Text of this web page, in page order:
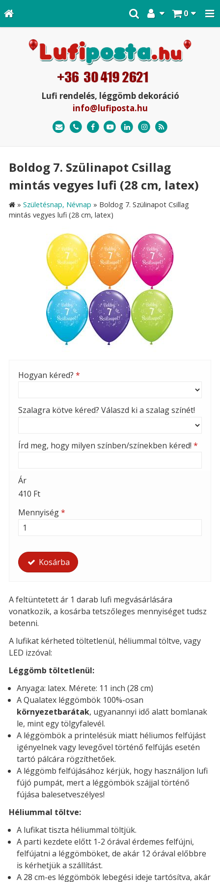
0
Lufi rendelés, léggömb dekoráció
info@lufiposta.hu
Boldog 7. Szülinapot Csillag
mintás vegyes lufi (28 cm, latex)
» Születésnap, Névnap » Boldog 7. Szülinapot Csillag
mintás vegyes lufi (28 cm, latex)
Hogyan kéred? *
Szalagra kötve kéred? Válaszd ki a szalag színét!
Írd meg, hogy milyen színben/színekben kéred! *
Ár
410 Ft
Mennyiség*
Kosárba
A feltüntetett ár 1 darab lufi megvásárlására
vonatkozik, a kosárba tetszőleges mennyiséget tudsz
betenni.
A lufikat kérheted töltetlenül, héliummal töltve, vagy
LED izzóval:
Léggömb töltetlenül:
Anyaga: latex. Mérete: 11 inch (28 cm)
A Qualatex léggömbök 100%-osan
környezetbarátak, ugyanannyi idő alatt bomlanak
le, mint egy tölgyfalevél.
A léggömbök a printelésük miatt héliumos felfújást
igényelnek vagy levegővel történő felfújás esetén
tartó pálcára rögzíthetőek.
A léggömb felfújásához kérjük, hogy használjon lufi
fújó pumpát, mert a léggömbök szájjal történő
fújása balesetveszélyes!
Héliummal töltve:
A lufikat tiszta héliummal töltjük.
A parti kezdete előtt 1-2 órával érdemes felfújni,
felfújatni a léggömböket, de akár 12 órával előbbre
is kérhetjük a szállítást.
A 28 cm-es léggömbök lebegési ideje tartósítva, akár